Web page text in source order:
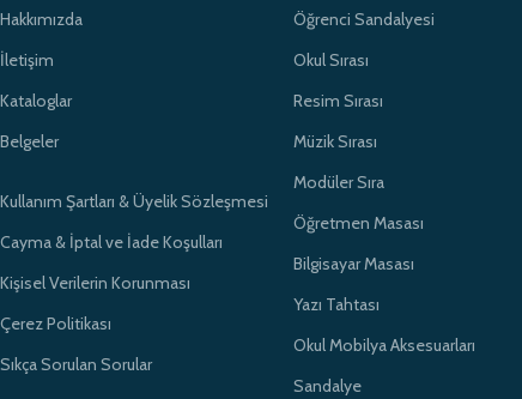
Hakkımızda
İletişim
Kataloglar
Belgeler
Kullanım Şartları & Üyelik Sözleşmesi
Cayma & İptal ve İade Koşulları
Kişisel Verilerin Korunması
Çerez Politikası
Sıkça Sorulan Sorular
Öğrenci Sandalyesi
Okul Sırası
Resim Sırası
Müzik Sırası
Modüler Sıra
Öğretmen Masası
Bilgisayar Masası
Yazı Tahtası
Okul Mobilya Aksesuarları
Sandalye